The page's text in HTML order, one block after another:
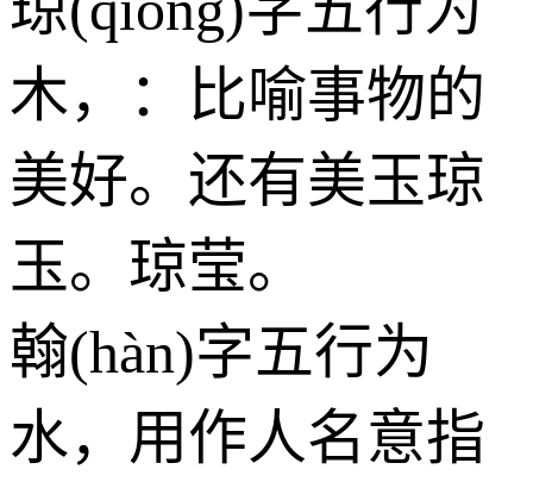
木，：比喻事物的
美好。还有美玉琼
玉。琼莹。
翰(hàn)字五行为
水，用作人名意指